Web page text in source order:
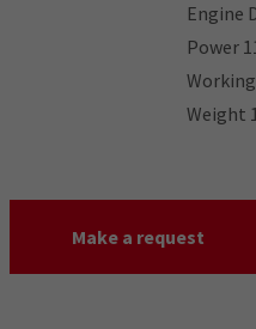
Engine
Power
Weight
Make a request